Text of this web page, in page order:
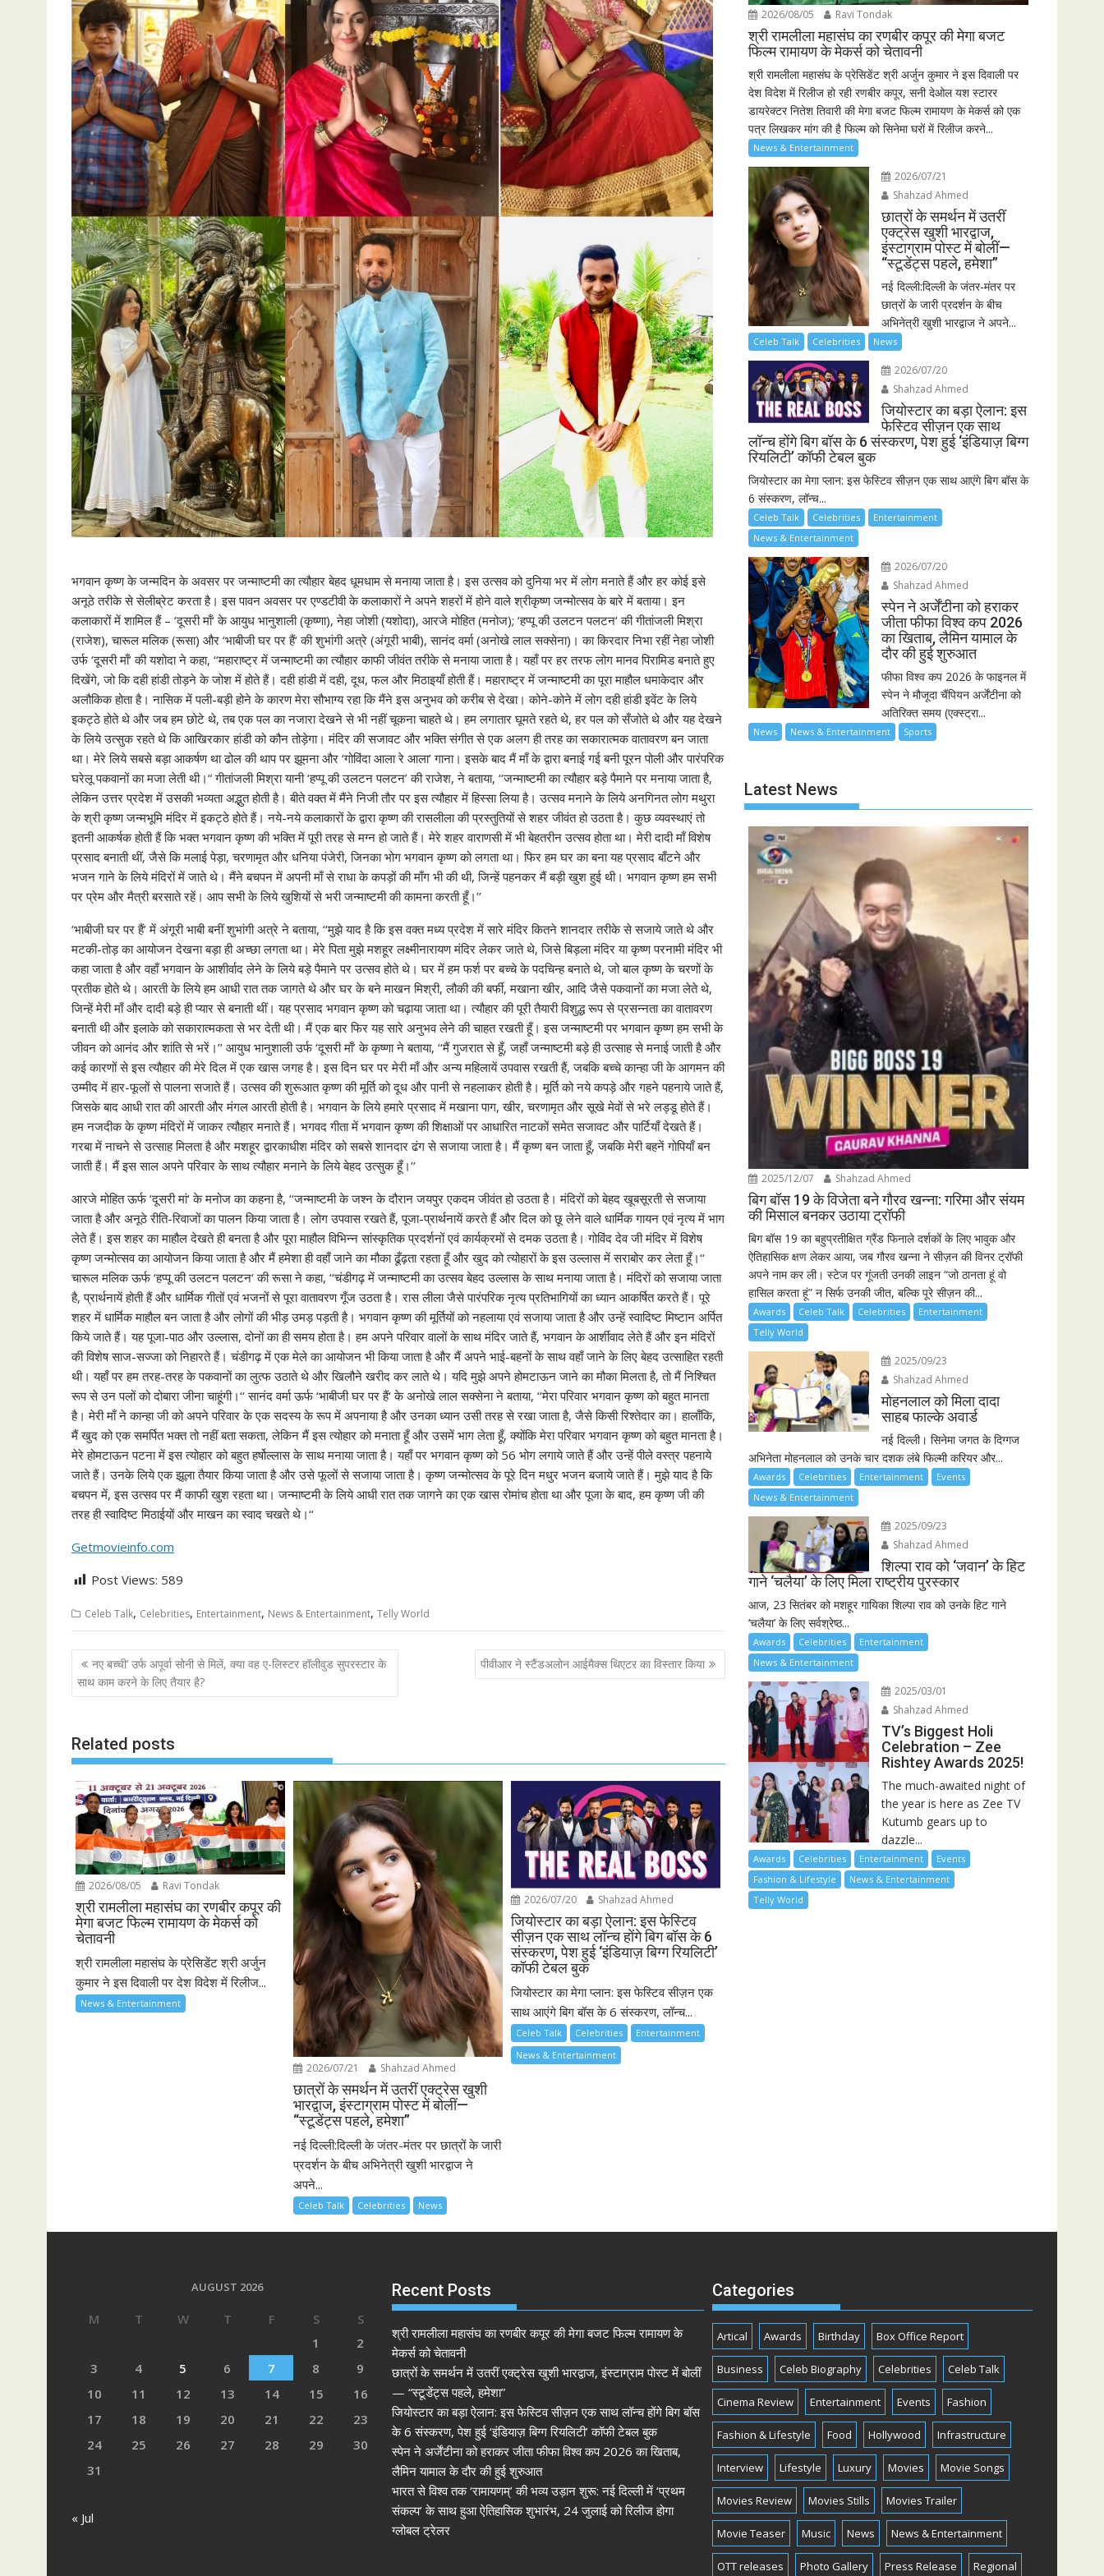
भगवान कृष्ण के जन्मदिन के अवसर पर जन्माष्टमी का त्यौहार बेहद धूमधाम से मनाया जाता है। इस उत्सव को दुनिया भर में लोग मनाते हैं और हर कोई इसे
अनूठे तरीके से सेलीब्रेट करता है। इस पावन अवसर पर एण्डटीवी के कलाकारों ने अपने शहरों में होने वाले श्रीकृष्ण जन्मोत्सव के बारे में बताया। इन
कलाकारों में शामिल हैं – ‘दूसरी माँ‘ के आयुध भानुशाली (कृष्णा), नेहा जोशी (यशोदा), आरजे मोहित (मनोज); ‘हप्पू की उलटन पलटन‘ की गीतांजली मिश्रा
(राजेश), चारूल मलिक (रूसा) और ‘भाबीजी घर पर हैं‘ की शुभांगी अत्रे (अंगूरी भाबी), सानंद वर्मा (अनोखे लाल सक्सेना)। का किरदार निभा रहीं नेहा जोशी
उर्फ ‘दूसरी माँ’ की यशोदा ने कहा, ‘‘महाराष्ट्र में जन्माष्टमी का त्यौहार काफी जीवंत तरीके से मनाया जाता है। यहाँ पर हर तरफ लोग मानव पिरामिड बनाते हुए
दिखेंगे, जो कि दही हांडी तोड़ने के जोश में होते हैं। दही हांडी में दही, दूध, फल और मिठाइयाँ होती हैं। महाराष्ट्र में जन्माष्टमी का पूरा माहौल धमाकेदार और
अलौकिक होता है। नासिक में पली-बड़ी होने के कारण मेरा सौभाग्य रहा कि मैंने इस अनुभव को करीब से देखा। कोने-कोने में लोग दही हांडी इवेंट के लिये
इकट्ठे होते थे और जब हम छोटे थे, तब एक पल का नजारा देखने से भी नहीं चूकना चाहते थे। हम लगातार घूमते रहते थे, हर पल को सँजोते थे और यह देखने
के लिये उत्सुक रहते थे कि आखिरकार हांडी को कौन तोड़ेगा। मंदिर की सजावट और भक्ति संगीत से एक अलग ही तरह का सकारात्मक वातावरण बन जाता
था। मेरे लिये सबसे बड़ा आकर्षण था ढोल की थाप पर झूमना और ‘गोविंदा आला रे आला’ गाना। इसके बाद मैं माँ के द्वारा बनाई गई बनी पूरन पोली और पारंपरिक
घरेलू पकवानों का मजा लेती थी।“ गीतांजली मिश्रा यानी ‘हप्पू की उलटन पलटन’ की राजेश, ने बताया, ‘‘जन्माष्टमी का त्यौहार बड़े पैमाने पर मनाया जाता है,
लेकिन उत्तर प्रदेश में उसकी भव्यता अद्भुत होती है। बीते वक्त में मैंने निजी तौर पर इस त्यौहार में हिस्सा लिया है। उत्सव मनाने के लिये अनगिनत लोग मथुरा
के श्री कृष्ण जन्मभूमि मंदिर में इकट्ठे होते हैं। नये-नये कलाकारों के द्वारा कृष्ण की रासलीला की प्रस्तुतियों से शहर जीवंत हो उठता है। कुछ व्यवस्थाएं तो
इतनी आकर्षक होती हैं कि भक्त भगवान कृष्ण की भक्ति में पूरी तरह से मग्न हो जाते हैं। मेरे शहर वाराणसी में भी बेहतरीन उत्सव होता था। मेरी दादी माँ विशेष
प्रसाद बनाती थीं, जैसे कि मलाई पेड़ा, चरणामृत और धनिया पंजेरी, जिनका भोग भगवान कृष्ण को लगता था। फिर हम घर का बना यह प्रसाद बाँटने और
भजन गाने के लिये मंदिरों में जाते थे। मैंने बचपन में अपनी माँ से राधा के कपड़ों की माँग भी की थी, जिन्हें पहनकर मैं बड़ी खुश हुई थी। भगवान कृष्ण हम सभी
पर प्रेम और मैत्री बरसाते रहें। आप सभी के लिये खुशियों से भरी जन्माष्टमी की कामना करती हूँ।’’
‘भाबीजी घर पर हैं’ में अंगूरी भाबी बनीं शुभांगी अत्रे ने बताया, ‘‘मुझे याद है कि इस वक्त मध्य प्रदेश में सारे मंदिर कितने शानदार तरीके से सजाये जाते थे और
मटकी-तोड़ का आयोजन देखना बड़ा ही अच्छा लगता था। मेरे पिता मुझे मशहूर लक्ष्मीनारायण मंदिर लेकर जाते थे, जिसे बिड़ला मंदिर या कृष्ण परनामी मंदिर भी
कहा जाता है और वहाँ भगवान के आशीर्वाद लेने के लिये बड़े पैमाने पर उत्सव होते थे। घर में हम फर्श पर बच्चे के पदचिन्ह बनाते थे, जो बाल कृष्ण के चरणों के
प्रतीक होते थे। आरती के लिये हम आधी रात तक जागते थे और घर के बने माखन मिश्री, लौकी की बर्फी, मखाना खीर, आदि जैसे पकवानों का मजा लेते थे,
जिन्हें मेरी माँ और दादी बड़े ही प्यार से बनाती थीं। यह प्रसाद भगवान कृष्ण को चढ़ाया जाता था। त्यौहार की पूरी तैयारी विशुद्ध रूप से प्रसन्नता का वातावरण
बनाती थी और इलाके को सकारात्मकता से भर देती थी। मैं एक बार फिर यह सारे अनुभव लेने की चाहत रखती हूँ। इस जन्माष्टमी पर भगवान कृष्ण हम सभी के
जीवन को आनंद और शांति से भरें।’’ आयुध भानुशाली उर्फ ‘दूसरी माँ’ के कृष्णा ने बताया, ‘‘मैं गुजरात से हूँ, जहाँ जन्माष्टमी बड़े ही उत्साह से मनाई जाती है और
कई कारणों से इस त्यौहार की मेरे दिल में एक खास जगह है। इस दिन घर पर मेरी माँ और अन्य महिलायें उपवास रखती हैं, जबकि बच्चे कान्हा जी के आगमन की
उम्मीद में हार-फूलों से पालना सजाते हैं। उत्सव की शुरूआत कृष्ण की मूर्ति को दूध और पानी से नहलाकर होती है। मूर्ति को नये कपड़े और गहने पहनाये जाते हैं,
जिसके बाद आधी रात की आरती और मंगल आरती होती है। भगवान के लिये हमारे प्रसाद में मखाना पाग, खीर, चरणामृत और सूखे मेवों से भरे लड्डू होते हैं।
हम नजदीक के कृष्ण मंदिरों में जाकर त्यौहार मनाते हैं। भगवद गीता में भगवान कृष्ण की शिक्षाओं पर आधारित नाटकों समेत सजावट और पार्टियाँ देखते हैं।
गरबा में नाचने से उत्साह मिलता है और मशहूर द्वारकाधीश मंदिर को सबसे शानदार ढंग से सजाया जाता है। मैं कृष्ण बन जाता हूँ, जबकि मेरी बहनें गोपियाँ बन
जाती हैं। मैं इस साल अपने परिवार के साथ त्यौहार मनाने के लिये बेहद उत्सुक हूँ।’’
आरजे मोहित ऊर्फ ‘दूसरी मां‘ के मनोज का कहना है, ‘‘जन्माष्टमी के जश्न के दौरान जयपुर एकदम जीवंत हो उठता है। मंदिरों को बेहद खूबसूरती से सजाया
जाता है और अनूठे रीति-रिवाजों का पालन किया जाता है। लोग उपवास रखते हैं, पूजा-प्रार्थनायें करते हैं और दिल को छू लेने वाले धार्मिक गायन एवं नृत्य में भाग
लेते हैं। इस शहर का माहौल देखते ही बनता है और पूरा माहौल विभिन्न सांस्कृतिक प्रदर्शनों एवं कार्यक्रमों से दमक उठता है। गोविंद देव जी मंदिर में विशेष
कृष्ण जन्मोत्सव का आयोजन किया जाता है और मैं हमेशा ही वहाँ जाने का मौका ढूँढ़ता रहता हूँ और खुद को त्योहारों के इस उल्लास में सराबोर कर लेता हूँ।‘‘
चारूल मलिक ऊर्फ ‘हप्पू की उलटन पलटन‘ की रूसा ने कहा, ‘‘चंडीगढ़ में जन्माष्टमी का उत्सव बेहद उल्लास के साथ मनाया जाता है। मंदिरों को सजाया जाता
है, प्रार्थनायें होती हैं और धार्मिक गीतों एवं भजनों से पूरा वातावरण गूँज उठता है। रास लीला जैसे पारंपरिक नृत्य प्रतिभागियों का ध्यान आकर्षित करते हैं। पूरे
शहर में धार्मिक माहौल बन जाता है और लोगों की भीड़ उमड़ पड़ती है। भगवान कृष्ण की मूर्तियों को नहलाया एवं सजाया जाता है और उन्हें स्वादिष्ट मिष्टान अर्पित
किये जाते हैं। यह पूजा-पाठ और उल्लास, दोनों का ही समय होता है। हम अपने परिवार वालों के साथ मंदिर जाते हैं, भगवान के आर्शीवाद लेते हैं और इन मंदिरों
की विशेष साज-सज्जा को निहारते हैं। चंडीगढ़ में एक मेले का आयोजन भी किया जाता है और मैं अपने भाई-बहनों के साथ वहाँ जाने के लिए बेहद उत्साहित रहती
थी। यहाँ पर हम तरह-तरह के पकवानों का लुत्फ उठाते थे और खिलौने खरीद कर लाते थे। यदि मुझे अपने होमटाऊन जाने का मौका मिलता है, तो मैं निश्चित
रूप से उन पलों को दोबारा जीना चाहूंगी।‘‘ सानंद वर्मा ऊर्फ ‘भाबीजी घर पर हैं‘ के अनोखे लाल सक्सेना ने बताया, ‘‘मेरा परिवार भगवान कृष्ण को बहुत मानता
है। मेरी माँ ने कान्हा जी को अपने परिवार के एक सदस्य के रूप में अपनाया है और उनका ध्यान उसी तरह से रखा जाता है, जैसे किसी रिश्तेदार का। हालाँकि,
मैं खुद को एक समर्पित भक्त तो नहीं बता सकता, लेकिन मैं इस त्योहार को मनाता हूँ और उसमें भाग लेता हूँ, क्योंकि मेरा परिवार भगवान कृष्ण को बहुत मानता है।
मेरे होमटाऊन पटना में इस त्योहार को बहुत हर्षोल्लास के साथ मनाया जाता है। यहाँ पर भगवान कृष्ण को 56 भोग लगाये जाते हैं और उन्हें पीले वस्त्र पहनाये
जाते हैं। उनके लिये एक झूला तैयार किया जाता है और उसे फूलों से सजाया जाता है। कृष्ण जन्मोत्सव के पूरे दिन मधुर भजन बजाये जाते हैं। मुझे याद है कि
बचपन में, इस उत्सव पर मैं काफी खुश रहता था। जन्माष्टमी के लिये आधी रात तक जागने का एक खास रोमांच होता था और पूजा के बाद, हम कृष्ण जी की
तरह ही स्वादिष्ट मिठाईयों और माखन का स्वाद चखते थे।‘‘
Getmovieinfo.com
Post Views: 589
Celeb Talk, Celebrities, Entertainment, News & Entertainment, Telly World
Post
navigation
नए बच्ची’ उर्फ अपूर्वा सोनी से मिलें, क्या वह ए-लिस्टर हॉलीवुड सुपरस्टार के
साथ काम करने के लिए तैयार है?
पीवीआर ने स्टैंडअलोन आईमैक्स थिएटर का विस्तार किया
Related posts
2026/08/05 Ravi Tondak
श्री रामलीला महासंघ का रणबीर कपूर की
मेगा बजट फिल्म रामायण के मेकर्स को
चेतावनी
श्री रामलीला महासंघ के प्रेसिडेंट श्री अर्जुन
कुमार ने इस दिवाली पर देश विदेश में रिलीज...
News & Entertainment
2026/07/21 Shahzad Ahmed
छात्रों के समर्थन में उतरीं एक्ट्रेस खुशी
भारद्वाज, इंस्टाग्राम पोस्ट में बोलीं—
“स्टूडेंट्स पहले, हमेशा”
नई दिल्ली:दिल्ली के जंतर-मंतर पर छात्रों के जारी
प्रदर्शन के बीच अभिनेत्री खुशी भारद्वाज ने
अपने...
Celeb Talk Celebrities News
2026/07/20 Shahzad Ahmed
जियोस्टार का बड़ा ऐलान: इस फेस्टिव
सीज़न एक साथ लॉन्च होंगे बिग बॉस के 6
संस्करण, पेश हुई ‘इंडियाज़ बिग्ग रियलिटी’
कॉफी टेबल बुक
जियोस्टार का मेगा प्लान: इस फेस्टिव सीज़न एक
साथ आएंगे बिग बॉस के 6 संस्करण, लॉन्च...
Celeb Talk Celebrities
Entertainment
News & Entertainment
2026/08/05 Ravi Tondak
श्री रामलीला महासंघ का रणबीर कपूर की मेगा बजट
फिल्म रामायण के मेकर्स को चेतावनी
श्री रामलीला महासंघ के प्रेसिडेंट श्री अर्जुन कुमार ने इस दिवाली पर
देश विदेश में रिलीज हो रही रणबीर कपूर, सनी देओल यश स्टारर
डायरेक्टर नितेश तिवारी की मेगा बजट फिल्म रामायण के मेकर्स को एक
पत्र लिखकर मांग की है फिल्म को सिनेमा घरों में रिलीज करने...
News & Entertainment
2026/07/21
Shahzad Ahmed
छात्रों के समर्थन में उतरीं
एक्ट्रेस खुशी भारद्वाज,
इंस्टाग्राम पोस्ट में बोलीं—
“स्टूडेंट्स पहले, हमेशा”
नई दिल्ली:दिल्ली के जंतर-मंतर पर
छात्रों के जारी प्रदर्शन के बीच
अभिनेत्री खुशी भारद्वाज ने अपने...
Celeb Talk Celebrities News
2026/07/20
Shahzad Ahmed
जियोस्टार का बड़ा ऐलान: इस
फेस्टिव सीज़न एक साथ
लॉन्च होंगे बिग बॉस के 6 संस्करण, पेश हुई ‘इंडियाज़ बिग्ग
रियलिटी’ कॉफी टेबल बुक
जियोस्टार का मेगा प्लान: इस फेस्टिव सीज़न एक साथ आएंगे बिग बॉस के
6 संस्करण, लॉन्च...
Celeb Talk Celebrities
Entertainment
News & Entertainment
2026/07/20
Shahzad Ahmed
स्पेन ने अर्जेंटीना को हराकर
जीता फीफा विश्व कप 2026
का खिताब, लैमिन यामाल के
दौर की हुई शुरुआत
फीफा विश्व कप 2026 के फाइनल में
स्पेन ने मौजूदा चैंपियन अर्जेंटीना को
अतिरिक्त समय (एक्स्ट्रा...
News News & Entertainment Sports
Latest News
2025/12/07 Shahzad Ahmed
बिग बॉस 19 के विजेता बने गौरव खन्ना: गरिमा और संयम
की मिसाल बनकर उठाया ट्रॉफी
बिग बॉस 19 का बहुप्रतीक्षित ग्रैंड फिनाले दर्शकों के लिए भावुक और
ऐतिहासिक क्षण लेकर आया, जब गौरव खन्ना ने सीज़न की विनर ट्रॉफी
अपने नाम कर ली। स्टेज पर गूंजती उनकी लाइन “जो ठानता हूं वो
हासिल करता हूं” न सिर्फ उनकी जीत, बल्कि पूरे सीज़न की...
Awards Celeb Talk Celebrities
Entertainment
Telly World
2025/09/23
Shahzad Ahmed
मोहनलाल को मिला दादा
साहब फाल्के अवार्ड
नई दिल्ली। सिनेमा जगत के दिग्गज
अभिनेता मोहनलाल को उनके चार दशक लंबे फिल्मी करियर और...
Awards Celebrities Entertainment
Events
News & Entertainment
2025/09/23
Shahzad Ahmed
शिल्पा राव को ‘जवान’ के हिट
गाने ‘चलैया’ के लिए मिला राष्ट्रीय पुरस्कार
आज, 23 सितंबर को मशहूर गायिका शिल्पा राव को उनके हिट गाने
‘चलैया’ के लिए सर्वश्रेष्ठ...
Awards Celebrities
Entertainment
News & Entertainment
2025/03/01
Shahzad Ahmed
TV’s Biggest Holi
Celebration – Zee
Rishtey Awards 2025!
The much-awaited night of
the year is here as Zee TV
Kutumb gears up to
dazzle...
Awards Celebrities Entertainment
Events
Fashion & Lifestyle
News & Entertainment
Telly World
AUGUST 2026
M T W T F S
S
1
2
3
4 5 6 7 8
9
10
11 12 13 14 15
16
17
18 19 20 21 22
23
24
25 26 27 28 29
30
31
« Jul
Recent Posts
श्री रामलीला महासंघ का रणबीर कपूर की मेगा बजट फिल्म रामायण के
मेकर्स को चेतावनी
छात्रों के समर्थन में उतरीं एक्ट्रेस खुशी भारद्वाज, इंस्टाग्राम पोस्ट में बोलीं
— “स्टूडेंट्स पहले, हमेशा”
जियोस्टार का बड़ा ऐलान: इस फेस्टिव सीज़न एक साथ लॉन्च होंगे बिग बॉस
के 6 संस्करण, पेश हुई ‘इंडियाज़ बिग्ग रियलिटी’ कॉफी टेबल बुक
स्पेन ने अर्जेंटीना को हराकर जीता फीफा विश्व कप 2026 का खिताब,
लैमिन यामाल के दौर की हुई शुरुआत
भारत से विश्व तक ‘रामायणम्’ की भव्य उड़ान शुरू: नई दिल्ली में ‘प्रथम
संकल्प’ के साथ हुआ ऐतिहासिक शुभारंभ, 24 जुलाई को रिलीज होगा
ग्लोबल ट्रेलर
Categories
Artical Awards Birthday Box Office Report
Business Celeb Biography Celebrities Celeb Talk
Cinema Review Entertainment Events Fashion
Fashion & Lifestyle Food Hollywood Infrastructure
Interview Lifestyle Luxury Movies Movie Songs
Movies Review Movies Stills Movies Trailer
Movie Teaser Music News News & Entertainment
OTT releases Photo Gallery Press Release Regional